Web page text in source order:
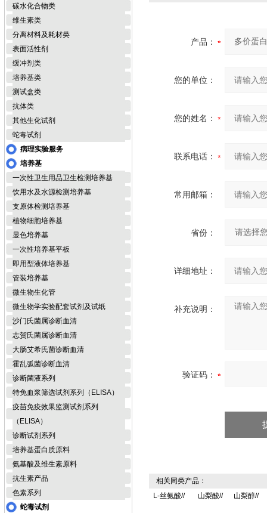
碳水化合物类
维生素类
分离材料及耗材类
表面活性剂
缓冲剂类
培养基类
测试盒类
抗体类
其他生化试剂
蛇毒试剂
病理实验服务
培养基
一次性卫生用品卫生检测培养基
饮用水及水源检测培养基
支原体检测培养基
植物细胞培养基
显色培养基
一次性培养基平板
即用型液体培养基
管装培养基
微生物生化管
微生物学实验配套试剂及试纸
沙门氏菌属诊断血清
志贺氏菌属诊断血清
大肠艾希氏菌诊断血清
霍乱弧菌诊断血清
诊断菌液系列
特免血浆筛选试剂系列（ELISA）
疫苗免疫效果监测试剂系列
（ELISA）
诊断试剂系列
培养基蛋白质原料
氨基酸及维生素原料
抗生素产品
色素系列
蛇毒试剂
产品：
您的单位：
您的姓名：
联系电话：
常用邮箱：
省份：
详细地址：
补充说明：
验证码：
相关同类产品：
L-丝氨酸//
山梨酸// 山梨醇//